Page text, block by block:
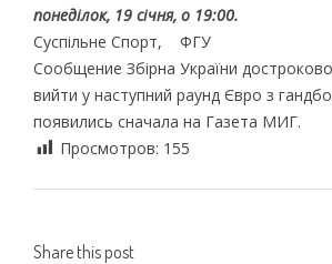
понеділок, 19 січня, о 19:00.
Суспільне Спорт, ФГУ
Сообщение Збірна України
вийти у наступний раунд Євро з
появились сначала на Газета МИГ.
Просмотров: 155
Share this post